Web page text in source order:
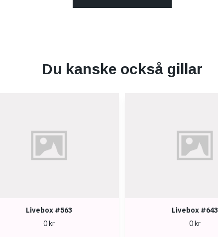
Du kanske också gillar
Livebox #563
0 kr
Livebox #643
0 kr